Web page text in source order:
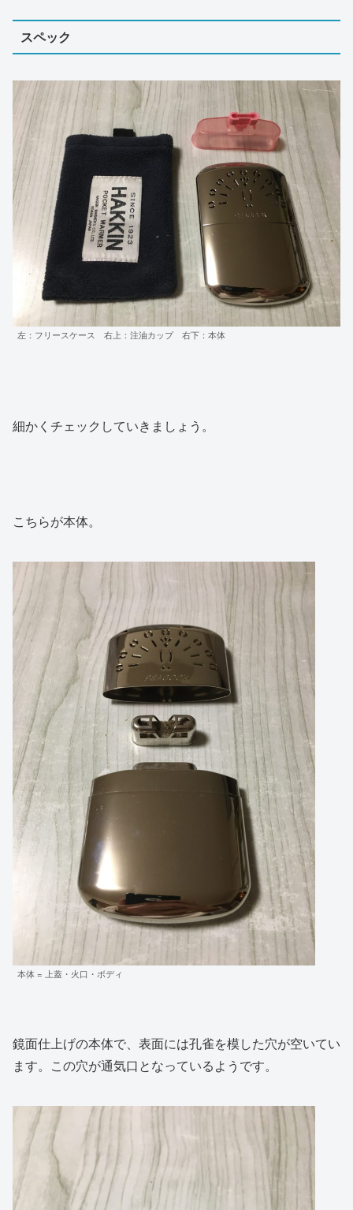
スペック
左：フリースケース 右上：注油カップ 右下：本体
細かくチェックしていきましょう。
こちらが本体。
本体 = 上蓋・火口・ボディ
鏡面仕上げの本体で、表面には孔雀を模した穴が空いてい
ます。この穴が通気口となっているようです。